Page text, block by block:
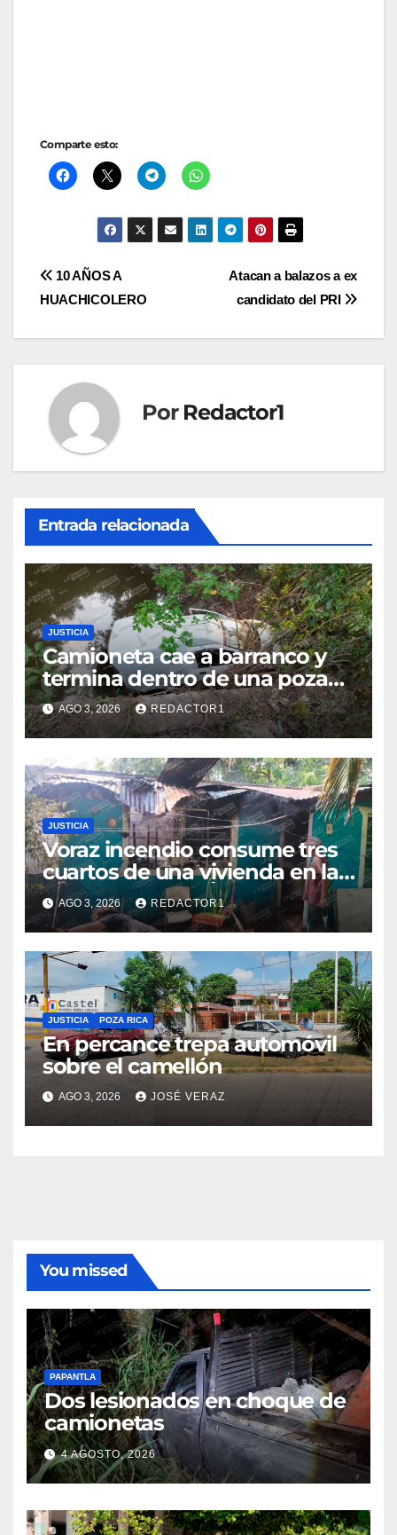
Comparte esto:
Navegación
Atacan a balazos a ex
candidato del PRI
10 AÑOS A
HUACHICOLERO
Por Redactor1
Entrada relacionada
JUSTICIA
Camioneta cae a barranco y
termina dentro de una poza
en Coatzintla; conductor sale
con golpes leves
AGO 3, 2026 REDACTOR1
JUSTICIA
Voraz incendio consume tres
cuartos de una vivienda en la
colonia Manuel Ávila Camacho
AGO 3, 2026 REDACTOR1
JUSTICIA POZA RICA
En percance trepa automóvil
sobre el camellón
AGO 3, 2026 JOSÉ VERAZ
You missed
PAPANTLA
Dos lesionados en choque de
camionetas
4 AGOSTO, 2026